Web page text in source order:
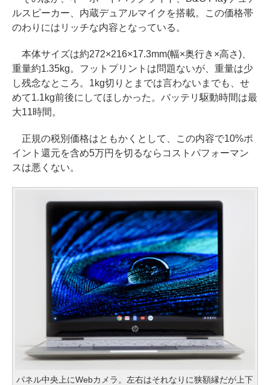
ルスピーカー、内蔵デュアルマイクを搭載。この価格帯
のわりにはリッチな内容となっている。
本体サイズは約272×216×17.3mm(幅×奥行き×高さ)、
重量約1.35kg。フットプリントは問題ないが、重量は少
し残念なところ。1kg切りとまでは言わないまでも、せ
めて1.1kg前後にしてほしかった。バッテリ駆動時間は最
大11時間。
正規の税別価格はともかくとして、この内容で10%ポ
イント還元を含め5万円を切るならコストパフォーマン
スは悪くない。
パネル中央上にWebカメラ。左右はそれなりに狭額縁だが上下